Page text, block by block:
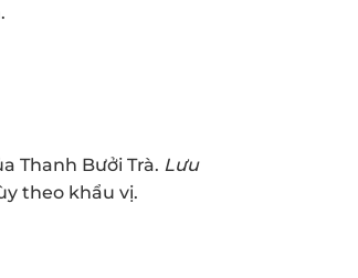
Thanh Bưởi Trà. Lưu
theo khẩu vị.